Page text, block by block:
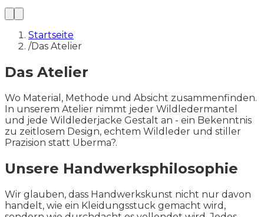
Startseite
/Das Atelier
Das Atelier
Wo Material, Methode und Absicht zusammenfinden.
In unserem Atelier nimmt jeder Wildledermantel
und jede Wildlederjacke Gestalt an - ein Bekenntnis
zu zeitlosem Design, echtem Wildleder und stiller
Prazision statt Uberma?.
Unsere Handwerksphilosophie
Wir glauben, dass Handwerkskunst nicht nur davon
handelt, wie ein Kleidungsstuck gemacht wird,